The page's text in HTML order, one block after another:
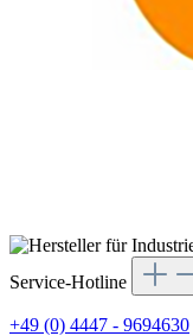
Service-Hotline
+49 (0) 4447 - 9694630